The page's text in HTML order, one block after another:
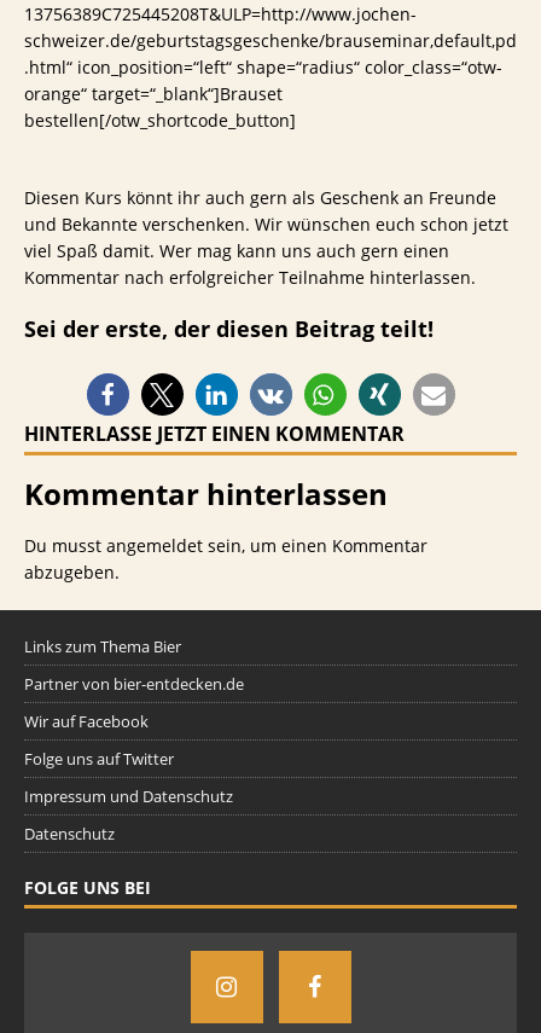
13756389C725445208T&ULP=http://www.jochen-
schweizer.de/geburtstagsgeschenke/brauseminar,default,pd
.html“ icon_position=“left“ shape=“radius“ color_class=“otw-
orange“ target=“_blank“]Brauset
bestellen[/otw_shortcode_button]
Diesen Kurs könnt ihr auch gern als Geschenk an Freunde
und Bekannte verschenken. Wir wünschen euch schon jetzt
viel Spaß damit. Wer mag kann uns auch gern einen
Kommentar nach erfolgreicher Teilnahme hinterlassen.
Sei der erste, der diesen Beitrag teilt!
HINTERLASSE JETZT EINEN KOMMENTAR
Kommentar hinterlassen
Du musst angemeldet sein, um einen Kommentar
abzugeben.
Links zum Thema Bier
Partner von bier-entdecken.de
Wir auf Facebook
Folge uns auf Twitter
Impressum und Datenschutz
Datenschutz
FOLGE UNS BEI